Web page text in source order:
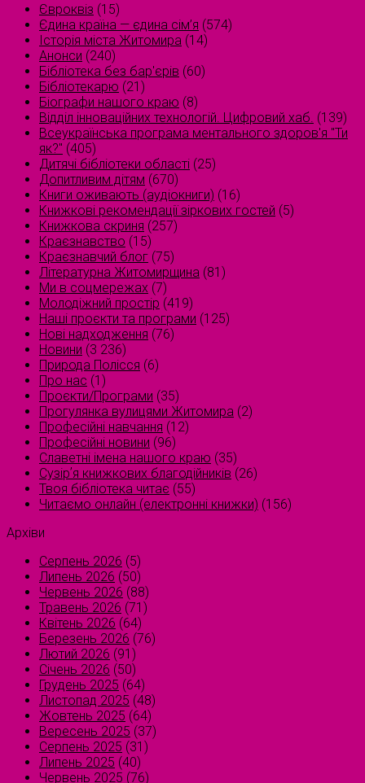
Євроквіз (15)
Єдина країна — єдина сім’я (574)
Історія міста Житомира (14)
Анонси (240)
Бібліотека без бар'єрів (60)
Бібліотекарю (21)
Біографи нашого краю (8)
Відділ інноваційних технологій. Цифровий хаб. (139)
Всеукраїнська програма ментального здоров'я "Ти
як?" (405)
Дитячі бібліотеки області (25)
Допитливим дітям (670)
Книги оживають (аудіокниги) (16)
Книжкові рекомендації зіркових гостей (5)
Книжкова скриня (257)
Краєзнавство (15)
Краєзнавчий блог (75)
Літературна Житомирщина (81)
Ми в соцмережах (7)
Молодіжний простір (419)
Наші проєкти та програми (125)
Нові надходження (76)
Новини (3 236)
Природа Полісся (6)
Про нас (1)
Проєкти/Програми (35)
Прогулянка вулицями Житомира (2)
Професійні навчання (12)
Професійні новини (96)
Славетні імена нашого краю (35)
Сузірʼя книжкових благодійників (26)
Твоя бібліотека читає (55)
Читаємо онлайн (електронні книжки) (156)
Архіви
Серпень 2026 (5)
Липень 2026 (50)
Червень 2026 (88)
Травень 2026 (71)
Квітень 2026 (64)
Березень 2026 (76)
Лютий 2026 (91)
Січень 2026 (50)
Грудень 2025 (64)
Листопад 2025 (48)
Жовтень 2025 (64)
Вересень 2025 (37)
Серпень 2025 (31)
Липень 2025 (40)
Червень 2025 (76)